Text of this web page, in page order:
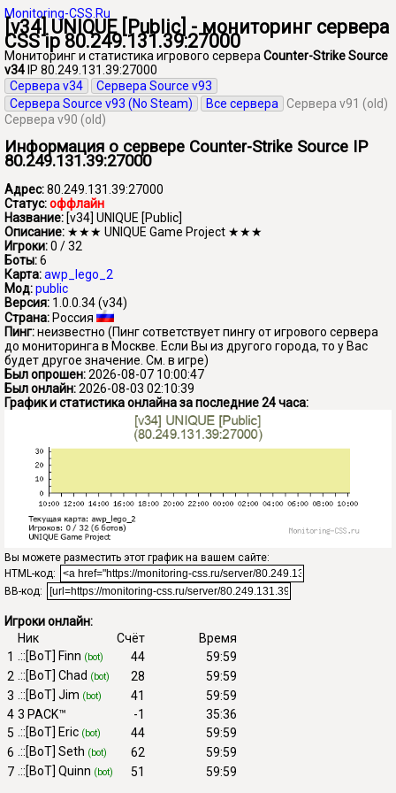
Monitoring-CSS.Ru
[v34] UNIQUE [Public] - мониторинг сервера
CSS ip 80.249.131.39:27000
Мониторинг и статистика игрового сервера Counter-Strike Source
v34 IP 80.249.131.39:27000
Сервера v34
Сервера Source v93
Сервера Source v93 (No Steam)
Все сервера
Сервера v91 (old)
Сервера v90 (old)
Информация о сервере Counter-Strike Source IP
80.249.131.39:27000
Адрес:80.249.131.39:27000
Статус:оффлайн
Название: [v34] UNIQUE [Public]
Описание: ★★★ UNIQUE Game Project ★★★
Игроки:0 / 32
Боты:6
Карта:awp_lego_2
Мод:public
Версия: 1.0.0.34 (v34)
Страна: Россия
Пинг:неизвестно (Пинг сответствует пингу от игрового сервера
до мониторинга в Москве. Если Вы из другого города, то у Вас
будет другое значение. См. в игре)
Был опрошен:2026-08-07 10:00:47
Был онлайн:2026-08-03 02:10:39
График и статистика онлайна за последние 24 часа:
Вы можете разместить этот график на вашем сайте:
HTML-код:
BB-код:
Игроки онлайн:
Ник
Счёт
Время
1 .::[BoT] Finn (bot) 44
59:59
2 .::[BoT] Chad (bot) 28
59:59
3 .::[BoT] Jim (bot) 41
59:59
4 3 PACK™ -1
35:36
5 .::[BoT] Eric (bot) 44
59:59
6 .::[BoT] Seth (bot) 62
59:59
7 .::[BoT] Quinn (bot) 51 59:59